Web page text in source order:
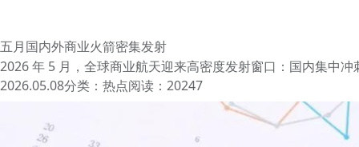
五月国内外商业火箭密集发射
2026 年 5 月，全球商业航天迎来高密度发射窗口：国内集中
2026.05.08分类： 热点阅读：20247